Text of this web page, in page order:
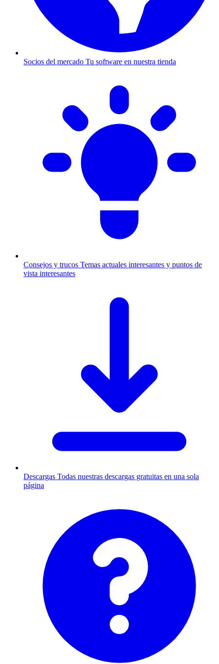
Socios del mercado Tu software en nuestra tienda
Consejos y trucos Temas actuales interesantes y puntos de
vista interesantes
Descargas Todas nuestras descargas gratuitas en una sola
página